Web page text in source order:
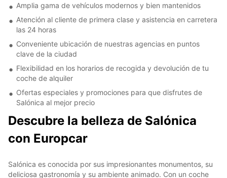
Amplia gama de vehículos modernos y bien mantenidos
Atención al cliente de primera clase y asistencia en carretera
las 24 horas
Conveniente ubicación de nuestras agencias en puntos
clave de la ciudad
Flexibilidad en los horarios de recogida y devolución de tu
coche de alquiler
Ofertas especiales y promociones para que disfrutes de
Salónica al mejor precio
Descubre la belleza de Salónica
con Europcar
Salónica es conocida por sus impresionantes monumentos, su
deliciosa gastronomía y su ambiente animado. Con un coche